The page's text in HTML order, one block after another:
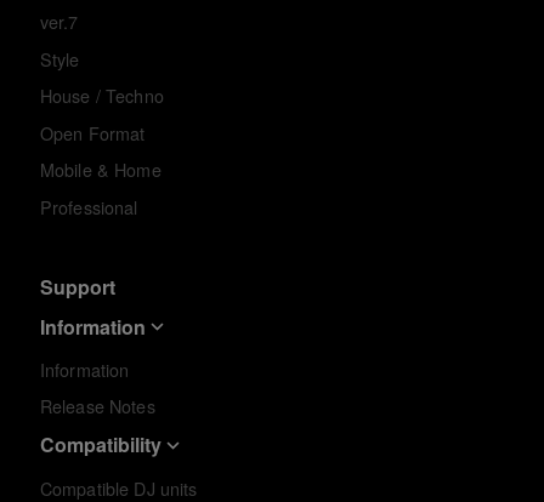
ver.7
Style
House / Techno
Open Format
Mobile & Home
Professional
Support
Information
Information
Release Notes
Compatibility
Compatible DJ units